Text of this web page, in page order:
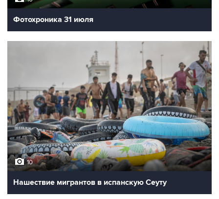
Фотохроника 31 июля
10
Нашествие мигрантов в испанскую Сеуту